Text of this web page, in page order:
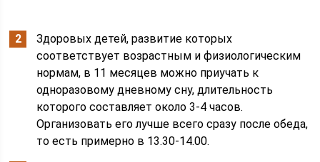
Здоровых детей, развитие которых
соответствует возрастным и физиологическим
нормам, в 11 месяцев можно приучать к
одноразовому дневному сну, длительность
которого составляет около 3-4 часов.
Организовать его лучше всего сразу после обеда,
то есть примерно в 13.30-14.00.